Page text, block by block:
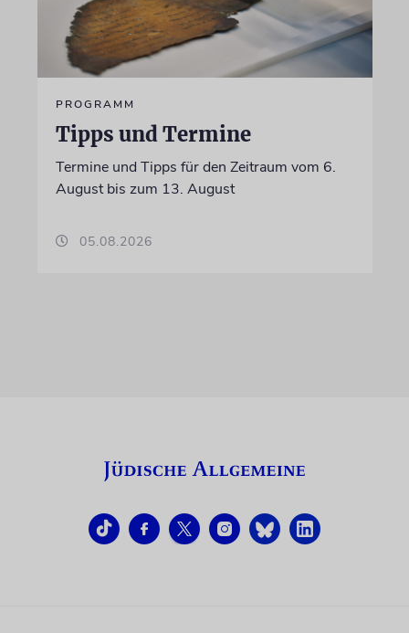
PROGRAMM
Tipps und Termine
Termine und Tipps für den Zeitraum vom 6.
August bis zum 13. August
05.08.2026